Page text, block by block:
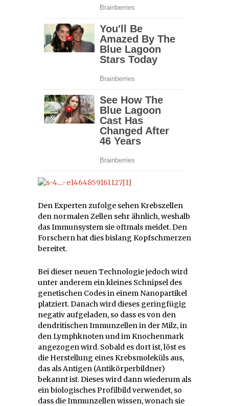
Den Experten zufolge sehen Krebszellen
den normalen Zellen sehr ähnlich, weshalb
das Immunsystem sie oftmals meidet. Den
Forschern hat dies bislang Kopfschmerzen
bereitet.
Bei dieser neuen Technologie jedoch wird
unter anderem ein kleines Schnipsel des
genetischen Codes in einem Nanopartikel
platziert. Danach wird dieses geringfügig
negativ aufgeladen, so dass es von den
dendritischen Immunzellen in der Milz, in
den Lymphknoten und im Knochenmark
angezogen wird. Sobald es dort ist, löst es
die Herstellung eines Krebsmoleküls aus,
das als Antigen (Antikörperbildner)
bekannt ist. Dieses wird dann wiederum als
ein biologisches Profilbild verwendet, so
dass die Immunzellen wissen, wonach sie